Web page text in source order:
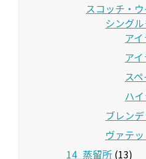
スコッチ・
シング
アイ
ア
ス
ハ
ブレン
ヴァテ
14_蒸留所 (13)